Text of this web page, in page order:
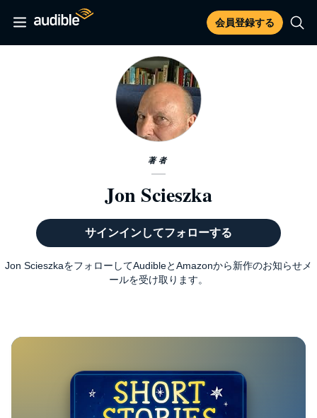
会員登録する
著者
Jon Scieszka
サインインしてフォローする
Jon ScieszkaをフォローしてAudibleとAmazonから新作のお知らせメ
ールを受け取ります。